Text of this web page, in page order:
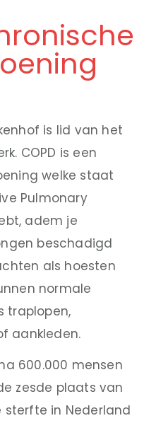
is lid van het
COPD is een
welke staat
Pulmonary
adem je
beschadigd
als hoesten
normale
traplopen,
aankleden.
600.000 mensen
zesde plaats van
sterfte in Nederland